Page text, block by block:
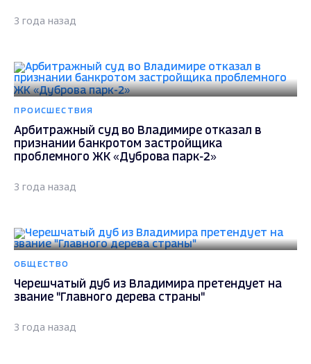
3 года назад
ПРОИСШЕСТВИЯ
Арбитражный суд во Владимире отказал в
признании банкротом застройщика
проблемного ЖК «Дуброва парк-2»
3 года назад
ОБЩЕСТВО
Черешчатый дуб из Владимира претендует на
звание "Главного дерева страны"
3 года назад